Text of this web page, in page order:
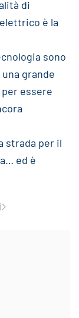
di
è la
sono
grande
essere
strada per il
ed è